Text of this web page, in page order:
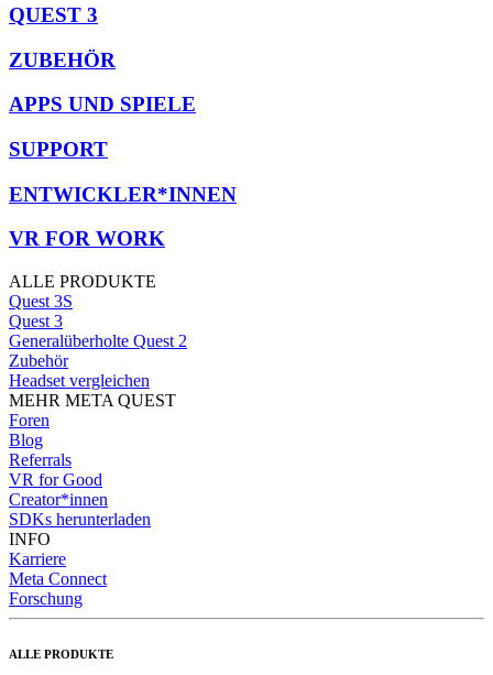
QUEST 3
ZUBEHÖR
APPS UND SPIELE
SUPPORT
ENTWICKLER*INNEN
VR FOR WORK
ALLE PRODUKTE
Quest 3S
Quest 3
Generalüberholte Quest 2
Zubehör
Headset vergleichen
MEHR META QUEST
Foren
Blog
Referrals
VR for Good
Creator*innen
SDKs herunterladen
INFO
Karriere
Meta Connect
Forschung
ALLE PRODUKTE